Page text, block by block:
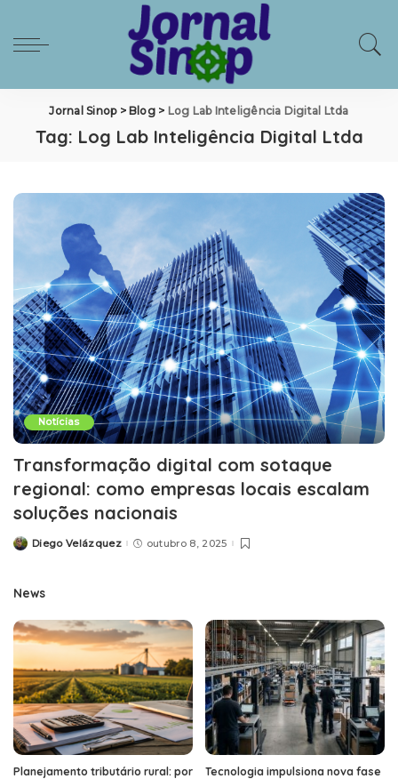
Jornal Sinop> Blog> Log Lab Inteligência Digital Ltda
Tag: Log Lab Inteligência Digital Ltda
Notícias
Transformação digital com sotaque
regional: como empresas locais escalam
soluções nacionais
PostedDiego Velázquez outubro 8, 2025
News
Planejamento tributário rural: por
Tecnologia impulsiona nova fase